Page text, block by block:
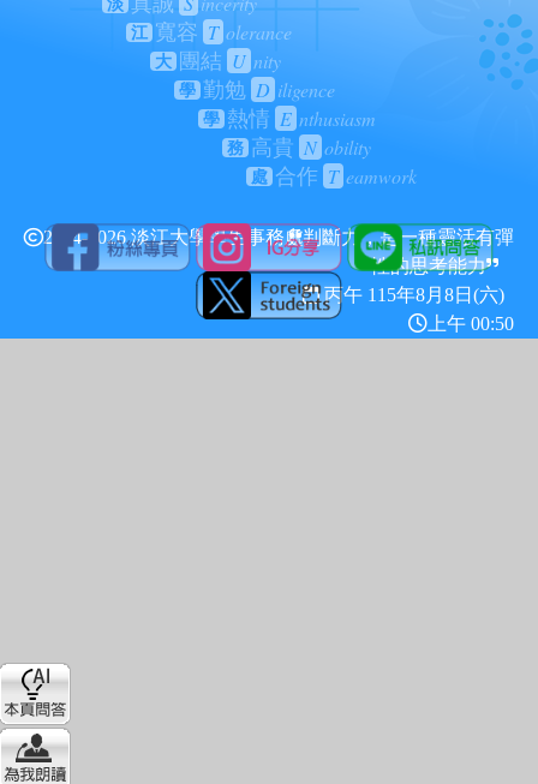
江 寬容 T olerance
大 團結 U nity
學 勤勉 D iligence
學 熱情 E nthusiasm
務 高貴 N obility
處 合作 T eamwork
2024-2026 淡江大學學生事務處判斷力，是一種靈活有彈
性的思考能力
丙午 115年8月8日(六)
上午 00:50